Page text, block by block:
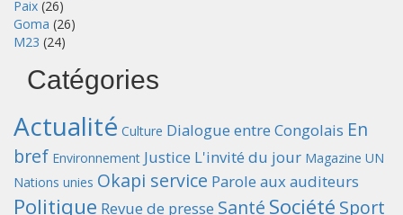
Paix (26)
Goma (26)
M23 (24)
Catégories
Actualité Culture Dialogue entre Congolais En
bref Environnement Justice L'invité du jour Magazine UN
Nations unies Okapi service Parole aux auditeurs
Politique Revue de presse Santé Société Sport